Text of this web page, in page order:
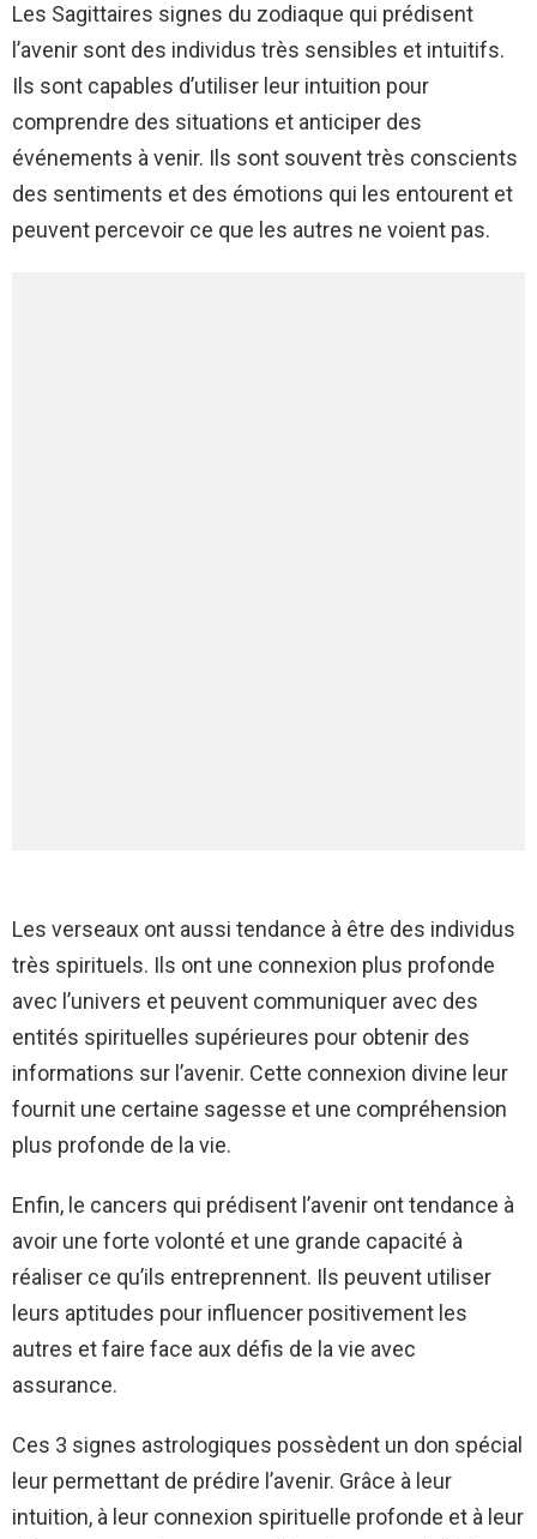
Les Sagittaires signes du zodiaque qui prédisent
l’avenir sont des individus très sensibles et intuitifs.
Ils sont capables d’utiliser leur intuition pour
comprendre des situations et anticiper des
événements à venir. Ils sont souvent très conscients
des sentiments et des émotions qui les entourent et
peuvent percevoir ce que les autres ne voient pas.
Les verseaux ont aussi tendance à être des individus
très spirituels. Ils ont une connexion plus profonde
avec l’univers et peuvent communiquer avec des
entités spirituelles supérieures pour obtenir des
informations sur l’avenir. Cette connexion divine leur
fournit une certaine sagesse et une compréhension
plus profonde de la vie.
Enfin, le cancers qui prédisent l’avenir ont tendance à
avoir une forte volonté et une grande capacité à
réaliser ce qu’ils entreprennent. Ils peuvent utiliser
leurs aptitudes pour influencer positivement les
autres et faire face aux défis de la vie avec
assurance.
Ces 3 signes astrologiques possèdent un don spécial
leur permettant de prédire l’avenir. Grâce à leur
intuition, à leur connexion spirituelle profonde et à leur